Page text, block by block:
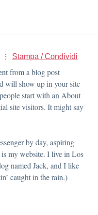
Stampa / Condividi
from a blog post
will show up in your site
start with an About
site visitors. It might say
by day, aspiring
my website. I live in Los
named Jack, and I like
caught in the rain.)